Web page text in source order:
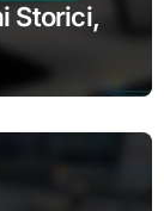
Storici,